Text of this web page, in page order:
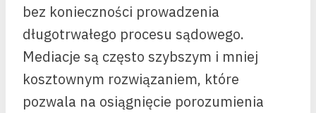
bez konieczności prowadzenia
długotrwałego procesu sądowego.
Mediacje są często szybszym i mniej
kosztownym rozwiązaniem, które
pozwala na osiągnięcie porozumienia